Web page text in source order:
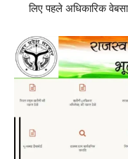
लिए पहले अधिकारिक